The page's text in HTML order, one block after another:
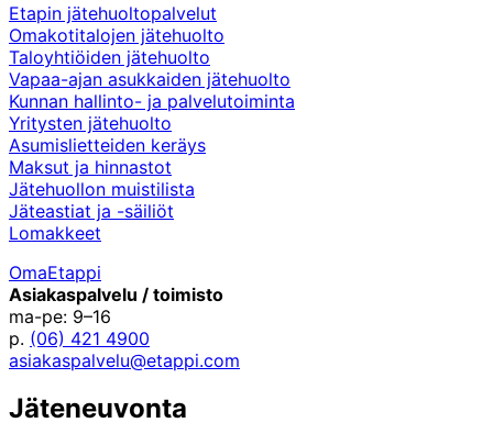
Etapin jätehuoltopalvelut
Omakotitalojen jätehuolto
Taloyhtiöiden jätehuolto
Vapaa-ajan asukkaiden jätehuolto
Kunnan hallinto- ja palvelutoiminta
Yritysten jätehuolto
Asumislietteiden keräys
Maksut ja hinnastot
Jätehuollon muistilista
Jäteastiat ja -säiliöt
Lomakkeet
OmaEtappi
Asiakaspalvelu / toimisto
ma-pe: 9–16
p. (06) 421 4900
asiakaspalvelu@etappi.com
Jäteneuvonta